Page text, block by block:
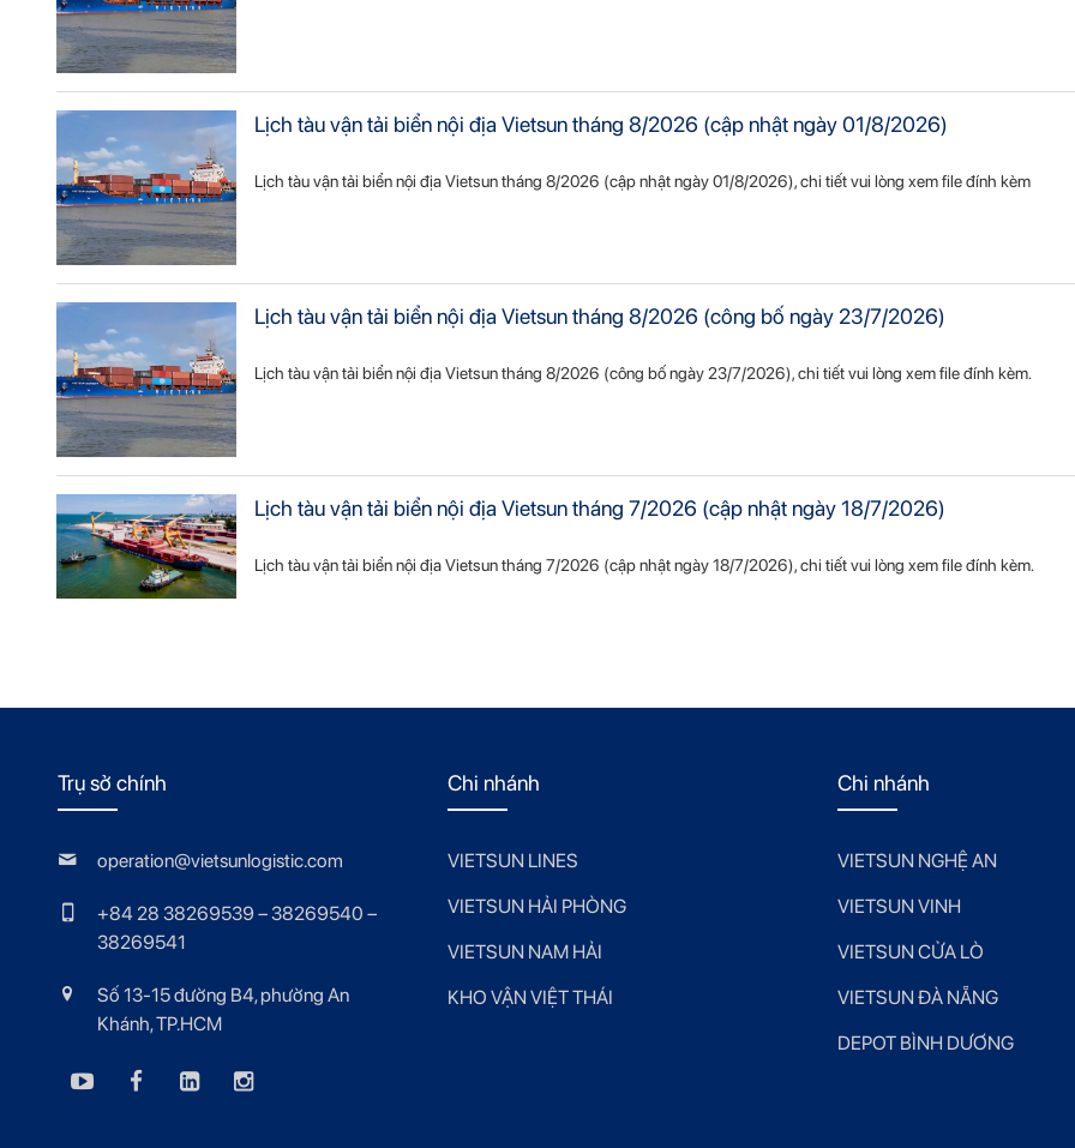
Lịch tàu vận tải biển nội địa Vietsun tháng 8/2026 (cập nhật ngày 01/8/2026)
Lịch tàu vận tải biển nội địa Vietsun tháng 8/2026 (cập nhật ngày 01/8/2026), chi tiết vui lòng xem file đính kèm
Lịch tàu vận tải biển nội địa Vietsun tháng 8/2026 (công bố ngày 23/7/2026)
Lịch tàu vận tải biển nội địa Vietsun tháng 8/2026 (công bố ngày 23/7/2026), chi tiết vui lòng xem file đính kèm.
Lịch tàu vận tải biển nội địa Vietsun tháng 7/2026 (cập nhật ngày 18/7/2026)
Lịch tàu vận tải biển nội địa Vietsun tháng 7/2026 (cập nhật ngày 18/7/2026), chi tiết vui lòng xem file đính kèm.
Trụ sở chính
operation@vietsunlogistic.com
+84 28 38269539 – 38269540 –
38269541
Số 13-15 đường B4, phường An
Khánh, TP.HCM
Chi nhánh
VIETSUN LINES
VIETSUN HẢI PHÒNG
VIETSUN NAM HẢI
KHO VẬN VIỆT THÁI
Chi nhánh
VIETSUN NGHỆ AN
VIETSUN VINH
VIETSUN CỬA LÒ
VIETSUN ĐÀ NẴNG
DEPOT BÌNH DƯƠNG